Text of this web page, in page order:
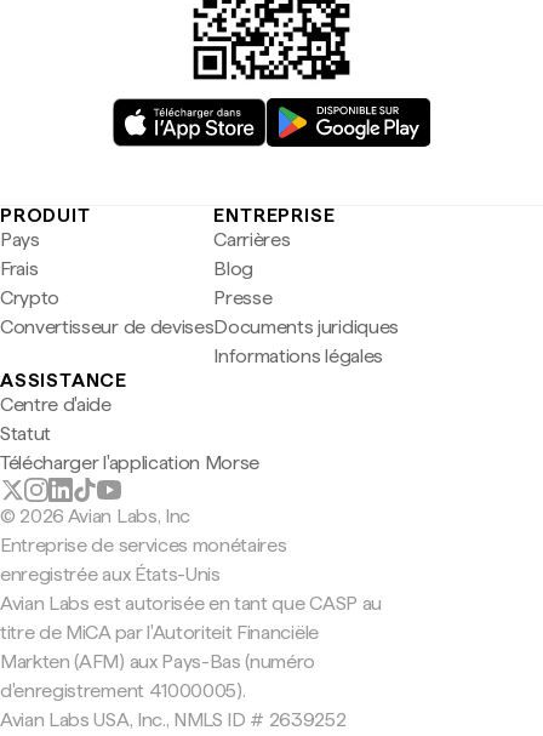
PRODUIT
Pays
Frais
Crypto
Convertisseur de devises
ENTREPRISE
Carrières
Blog
Presse
Documents juridiques
Informations légales
ASSISTANCE
Centre d'aide
Statut
Télécharger l'application Morse
© 2026 Avian Labs, Inc
Entreprise de services monétaires
enregistrée aux États-Unis
Avian Labs est autorisée en tant que CASP au
titre de MiCA par l'Autoriteit Financiële
Markten (AFM) aux Pays-Bas (numéro
d'enregistrement 41000005).
Avian Labs USA, Inc., NMLS ID # 2639252